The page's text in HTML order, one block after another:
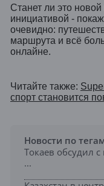
Станет ли это
инициативой -
очевидно:
маршрута и всё
онлайне.
Читайте также:
спорт становится
Новости по
Токаев обсудил
...